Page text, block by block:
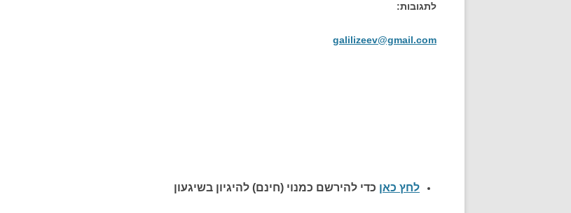
לתגובות:
galilizeev@gmail.com
לחץ כאן כדי להירשם כמנוי (חינם) להיגיון בשיגעון